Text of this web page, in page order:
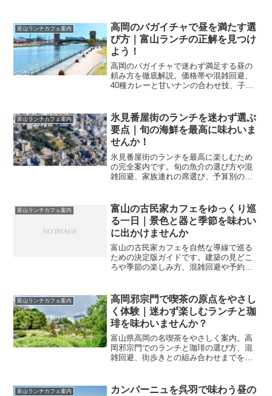
富山ランチカフェ案内
高岡のバガイチャで昼を満たす選
び方｜富山ランチの正解を見つけ
よう！
高岡のバガイチャで迷わず満足する昼の
頼み方を徹底解説。価格帯や混雑回避、
40種カレーと甘いナンの合わせ技、子連
富山ランチカフェ案内
氷見番屋街のランチを迷わず選ぶ
要点｜旬の海鮮を最高に味わいま
せんか！
氷見番屋街のランチを最高に楽しむため
の完全案内です。旬の魚介の選び方や混
雑回避、家族連れの席選び、予算別の目
富山ランチカフェ案内
富山の古民家カフェをゆっくり巡
る一日｜景色と器と季節を味わい
に出かけませんか
富山の古民家カフェを自然な導線で巡る
ための決定版ガイドです。建築の見どこ
ろや季節の楽しみ方、混雑回避や予約
富山ランチカフェ案内
高岡邪宗門で喫茶の原点をやさし
く体験｜迷わず楽しむランチと珈
琲を味わいませんか？
富山県高岡の名喫茶をやさしく案内。高
岡邪宗門でのランチと珈琲の選び方、混
雑回避、街歩きとの組み合わせまでを実
富山ランチカフェ案内
カンパーニュを呉羽で味わう昼の